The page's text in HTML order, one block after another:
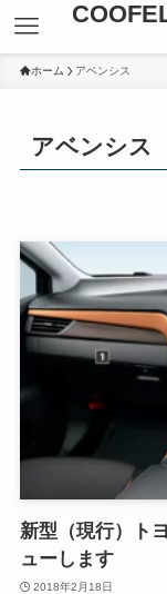
ホーム アベンシス
アベンシス
新型（現行）ト
ューします
2018年2月18日